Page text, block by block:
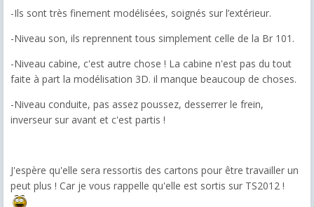
-Ils sont très finement modélisées, soignés sur l’extérieur.
-Niveau son, ils reprennent tous simplement celle de la Br 101.
-Niveau cabine, c'est autre chose ! La cabine n'est pas du tout
faite à part la modélisation 3D. il manque beaucoup de choses.
-Niveau conduite, pas assez poussez, desserrer le frein,
inverseur sur avant et c'est partis !
J'espère qu'elle sera ressortis des cartons pour être travailler un
peut plus ! Car je vous rappelle qu'elle est sortis sur TS2012 !